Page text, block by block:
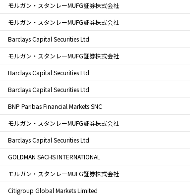
モルガン・スタンレーMUFG証券株式会社
モルガン・スタンレーMUFG証券株式会社
Barclays Capital Securities Ltd
モルガン・スタンレーMUFG証券株式会社
Barclays Capital Securities Ltd
Barclays Capital Securities Ltd
BNP Paribas Financial Markets SNC
モルガン・スタンレーMUFG証券株式会社
Barclays Capital Securities Ltd
GOLDMAN SACHS INTERNATIONAL
モルガン・スタンレーMUFG証券株式会社
Citigroup Global Markets Limited